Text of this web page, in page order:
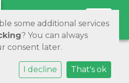
Toggle
some additional services
? You can always
consent later.
I decline That's ok